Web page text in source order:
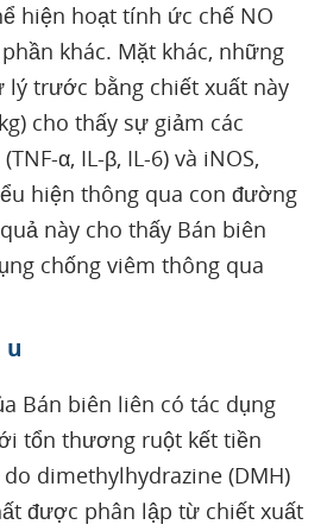
hiện hoạt tính ức chế NO
khác. Mặt khác, những
lý trước bằng chiết xuất này
cho thấy sự giảm các
α, IL-β, IL-6) và iNOS,
hiện thông qua con đường
này cho thấy Bán biên
chống viêm thông qua
u
Bán biên liên có tác dụng
tổn thương ruột kết tiền
dimethylhydrazine (DMH)
được phân lập từ chiết xuất